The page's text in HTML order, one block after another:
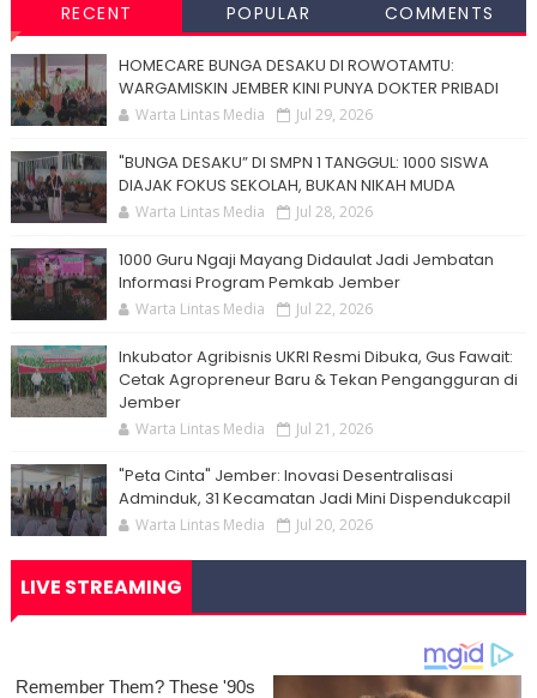
RECENT POPULAR COMMENTS
HOMECARE BUNGA DESAKU DI ROWOTAMTU:
WARGAMISKIN JEMBER KINI PUNYA DOKTER PRIBADI
Warta Lintas Media Jul 29, 2026
"BUNGA DESAKU” DI SMPN 1 TANGGUL: 1000 SISWA
DIAJAK FOKUS SEKOLAH, BUKAN NIKAH MUDA
Warta Lintas Media Jul 28, 2026
1000 Guru Ngaji Mayang Didaulat Jadi Jembatan
Informasi Program Pemkab Jember
Warta Lintas Media Jul 22, 2026
Inkubator Agribisnis UKRI Resmi Dibuka, Gus Fawait:
Cetak Agropreneur Baru & Tekan Pengangguran di
Jember
Warta Lintas Media Jul 21, 2026
"Peta Cinta" Jember: Inovasi Desentralisasi
Adminduk, 31 Kecamatan Jadi Mini Dispendukcapil
Warta Lintas Media Jul 20, 2026
LIVE STREAMING